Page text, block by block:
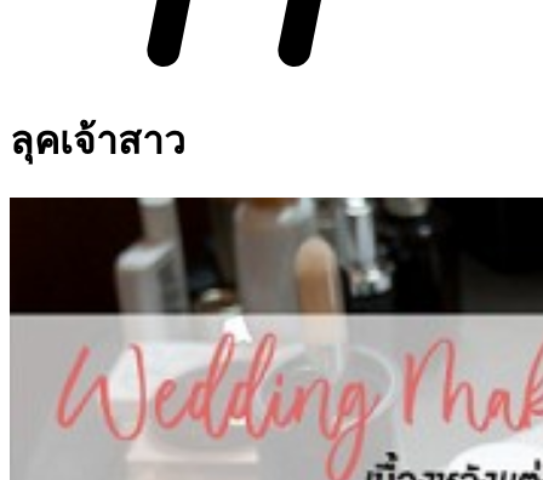
ลุคเจ้าสาว